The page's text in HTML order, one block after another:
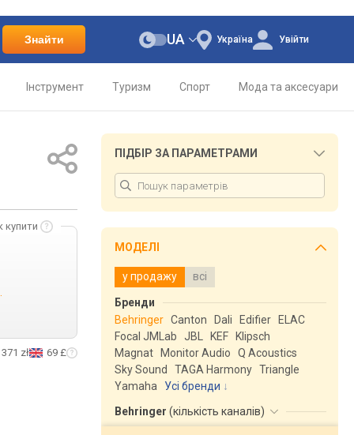
Знайти Україна
UA Увійти
Інструмент Туризм Спорт Мода та аксесуари
купити
371 zł 69 £
ПІДБІР ЗА ПАРАМЕТРАМИ
МОДЕЛІ
у продажу всі
Бренди
Behringer Canton Dali Edifier
ELAC
Focal JMLab
JBL KEF
Klipsch
Magnat
Monitor Audio
Q Acoustics
Sky Sound
TAGA Harmony Triangle
Yamaha
Усі бренди
Behringer (кількість каналів)